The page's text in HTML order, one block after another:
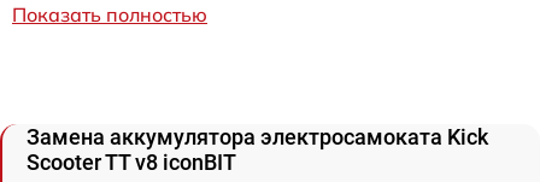
Показать полностью
Замена аккумулятора электросамоката Kick
Scooter TT v8 iconBIT